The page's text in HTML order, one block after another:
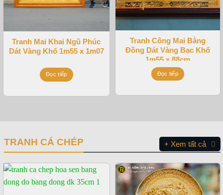
Tranh Mai Khai Ngũ Phúc
Dát Vàng Khổ 1m55 x 1m07
Đọc tiếp
Tranh Công Mai Bằng
Đồng Dát Vàng Bạc Khổ
1m55 x 88cm
Đọc tiếp
TRANH CÁ CHÉP + Xem tất cả